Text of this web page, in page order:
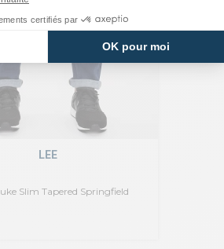
Slim Tapered Springfield
LEE